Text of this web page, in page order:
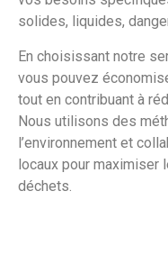
solides, liquides,
En choisissant notre
vous pouvez
tout en contribuant à
Nous utilisons des
l’environnement et
locaux pour maximiser
déchets.